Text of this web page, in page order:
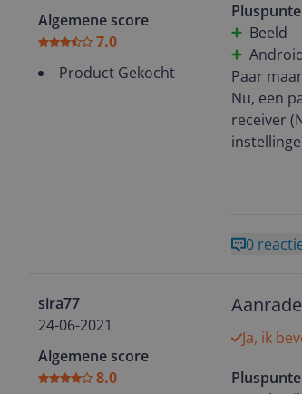
Algemene score
7.0
Product Gekocht
Paar
Nu, een
receiver
Beeld
0
sira77
24-06-2021
Algemene score
8.0
Ja, ik